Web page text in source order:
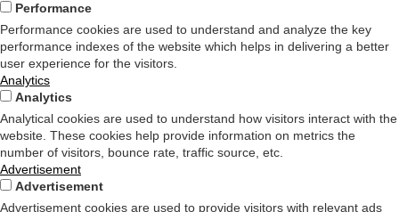
Performance
Performance cookies are used to understand and analyze the key
performance indexes of the website which helps in delivering a better
user experience for the visitors.
Analytics
Analytics
Analytical cookies are used to understand how visitors interact with the
website. These cookies help provide information on metrics the
number of visitors, bounce rate, traffic source, etc.
Advertisement
Advertisement
Advertisement cookies are used to provide visitors with relevant ads